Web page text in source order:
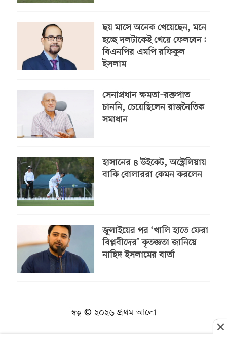
ছয় মাসে অনেক খেয়েছেন, মনে
হচ্ছে দলটাকেই খেয়ে ফেলবেন:
বিএনপির এমপি রফিকুল
ইসলাম
সেনাপ্রধান ক্ষমতা–রক্তপাত
চাননি, চেয়েছিলেন রাজনৈতিক
সমাধান
হাসানের ৪ উইকেট, অস্ট্রেলিয়ায়
বাকি বোলাররা কেমন করলেন
জুলাইয়ের পর ‘খালি হাতে ফেরা
বিপ্লবীদের’ কৃতজ্ঞতা জানিয়ে
নাহিদ ইসলামের বার্তা
স্বত্ব © ২০২৬ প্রথম আলো